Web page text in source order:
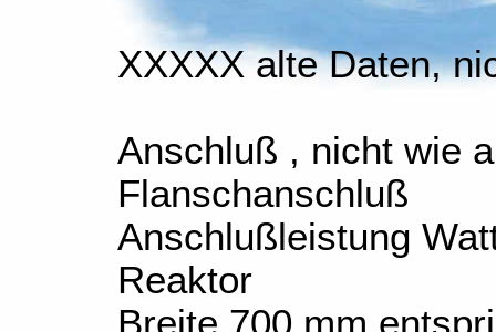
XXXXX alte Daten,
Anschluß , nicht wie
Flanschanschluß
Anschlußleistung
Reaktor
Breite 700 mm